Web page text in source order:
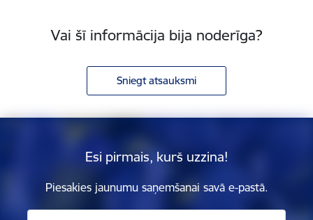
Vai šī informācija bija noderīga?
Sniegt atsauksmi
Esi pirmais, kurš uzzina!
Piesakies jaunumu saņemšanai savā e-pastā.